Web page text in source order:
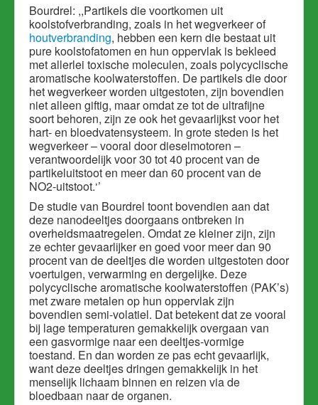
Bourdrel: ,,Partikels die voortkomen uit
koolstofverbranding, zoals in het wegverkeer of
houtverbranding, hebben een kern die bestaat uit
pure koolstofatomen en hun oppervlak is bekleed
met allerlei toxische moleculen, zoals polycyclische
aromatische koolwaterstoffen. De partikels die door
het wegverkeer worden uitgestoten, zijn bovendien
niet alleen giftig, maar omdat ze tot de ultrafijne
soort behoren, zijn ze ook het gevaarlijkst voor het
hart- en bloedvatensysteem. In grote steden is het
wegverkeer – vooral door dieselmotoren –
verantwoordelijk voor 30 tot 40 procent van de
partikeluitstoot en meer dan 60 procent van de
NO2-uitstoot.‘’
De studie van Bourdrel toont bovendien aan dat
deze nanodeeltjes doorgaans ontbreken in
overheidsmaatregelen. Omdat ze kleiner zijn, zijn
ze echter gevaarlijker en goed voor meer dan 90
procent van de deeltjes die worden uitgestoten door
voertuigen, verwarming en dergelijke. Deze
polycyclische aromatische koolwaterstoffen (PAK’s)
met zware metalen op hun oppervlak zijn
bovendien semi-volatiel. Dat betekent dat ze vooral
bij lage temperaturen gemakkelijk overgaan van
een gasvormige naar een deeltjes-vormige
toestand. En dan worden ze pas echt gevaarlijk,
want deze deeltjes dringen gemakkelijk in het
menselijk lichaam binnen en reizen via de
bloedbaan naar de organen.